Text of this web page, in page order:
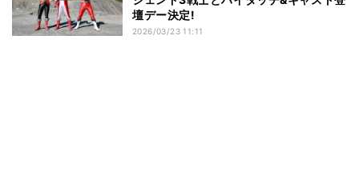
壇デー決定!
2026/03/23 11:11